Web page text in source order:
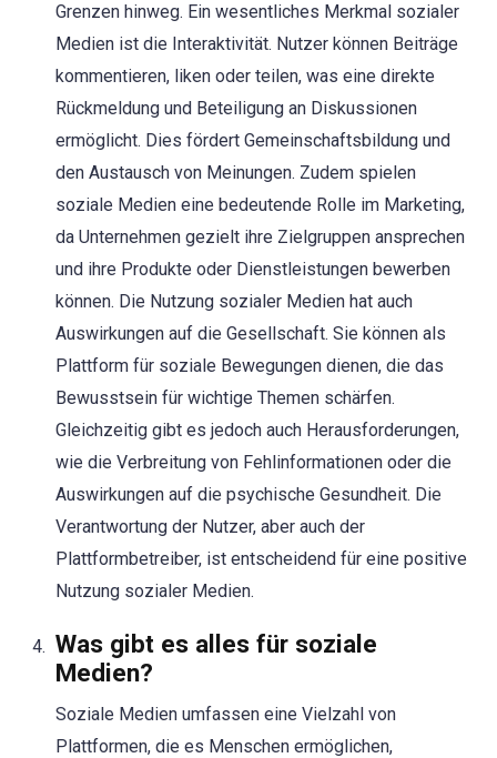
Grenzen hinweg. Ein wesentliches Merkmal sozialer
Medien ist die Interaktivität. Nutzer können Beiträge
kommentieren, liken oder teilen, was eine direkte
Rückmeldung und Beteiligung an Diskussionen
ermöglicht. Dies fördert Gemeinschaftsbildung und
den Austausch von Meinungen. Zudem spielen
soziale Medien eine bedeutende Rolle im Marketing,
da Unternehmen gezielt ihre Zielgruppen ansprechen
und ihre Produkte oder Dienstleistungen bewerben
können. Die Nutzung sozialer Medien hat auch
Auswirkungen auf die Gesellschaft. Sie können als
Plattform für soziale Bewegungen dienen, die das
Bewusstsein für wichtige Themen schärfen.
Gleichzeitig gibt es jedoch auch Herausforderungen,
wie die Verbreitung von Fehlinformationen oder die
Auswirkungen auf die psychische Gesundheit. Die
Verantwortung der Nutzer, aber auch der
Plattformbetreiber, ist entscheidend für eine positive
Nutzung sozialer Medien.
Was gibt es alles für soziale
Medien?
Soziale Medien umfassen eine Vielzahl von
Plattformen, die es Menschen ermöglichen,